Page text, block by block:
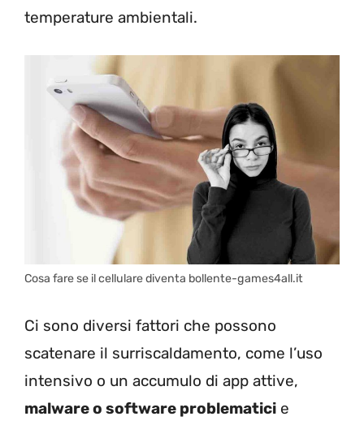
temperature ambientali.
Cosa fare se il cellulare diventa bollente-games4all.it
Ci sono diversi fattori che possono
scatenare il surriscaldamento, come l’uso
intensivo o un accumulo di app attive,
malware o software problematici e